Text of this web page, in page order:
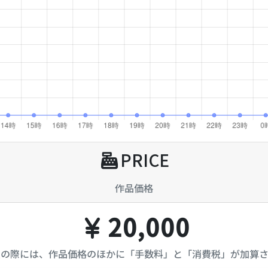
PRICE
作品価格
20,000
際には、作品価格のほかに「手数料」と「消費税」が加算